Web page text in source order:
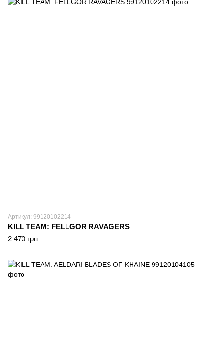
Артикул: 99120102214
KILL TEAM: FELLGOR RAVAGERS
2 470 грн